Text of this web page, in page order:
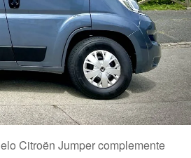
Citroën Jumper complemente